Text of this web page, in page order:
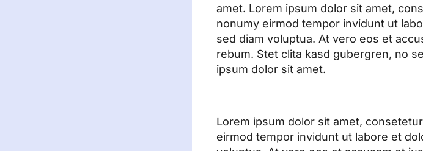
amet. Lorem ipsum dolor sit amet,
nonumy eirmod tempor invidunt ut
sed diam voluptua. At vero eos et
rebum. Stet clita kasd gubergren, no
ipsum dolor sit amet.
Lorem ipsum dolor sit amet,
eirmod tempor invidunt ut labore et